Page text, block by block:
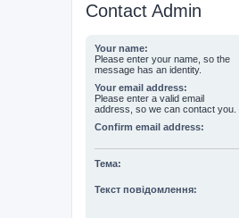
Contact Admin
Your name:
Please enter your name, so the
message has an identity.
Your email address:
Please enter a valid email
address, so we can contact you.
Confirm email address:
Тема:
Текст повідомлення: